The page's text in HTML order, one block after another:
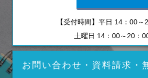
【受付時間】平日 14：00～
土曜日 14：00～20：
お問い合わせ・資料請求・